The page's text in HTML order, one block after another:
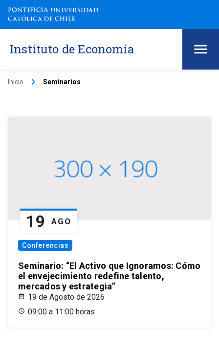
Instituto de Economía
Inicio keyboard_arrow_right Seminarios
19 AGO
Conferencias
Seminario: “El Activo que Ignoramos: Cómo
el envejecimiento redefine talento,
mercados y estrategia”
19 de Agosto de 2026
09:00 a 11:00 horas